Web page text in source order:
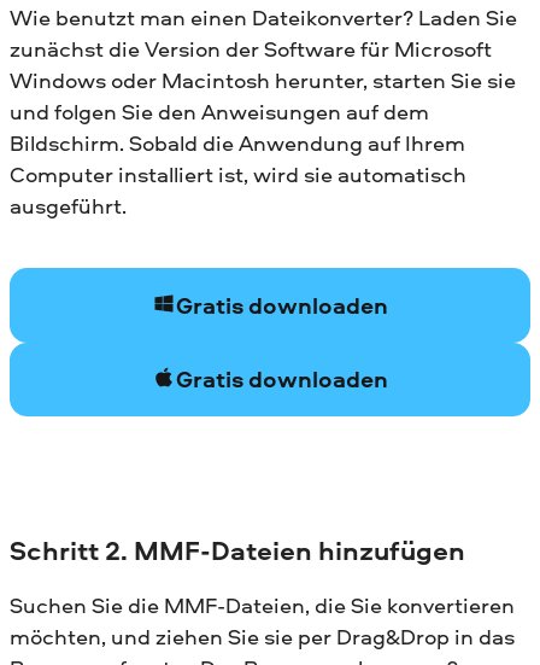
Wie benutzt man einen Dateikonverter? Laden Sie
zunächst die Version der Software für Microsoft
Windows oder Macintosh herunter, starten Sie sie
und folgen Sie den Anweisungen auf dem
Bildschirm. Sobald die Anwendung auf Ihrem
Computer installiert ist, wird sie automatisch
ausgeführt.
Gratis downloaden
Gratis downloaden
Schritt 2. MMF-Dateien hinzufügen
Suchen Sie die MMF-Dateien, die Sie konvertieren
möchten, und ziehen Sie sie per Drag&Drop in das